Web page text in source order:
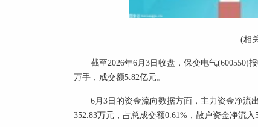
(相
截至2026年6月3日收盘，保变电气(600550)
万手，成交额5.82亿元。
6月3日的资金流向数据方面，主力资金净流
352.83万元，占总成交额0.61%，散户资金净流入